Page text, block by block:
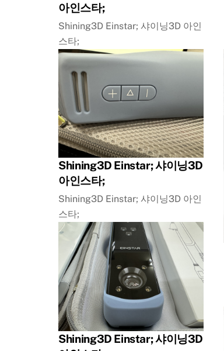
아인스타;
Shining3D Einstar; 샤이닝3D 아인
스타;
Shining3D Einstar; 샤이닝3D
아인스타;
Shining3D Einstar; 샤이닝3D 아인
스타;
Shining3D Einstar; 샤이닝3D